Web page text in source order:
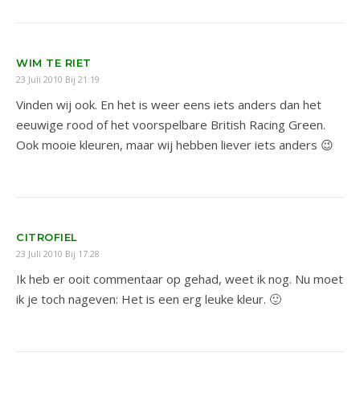
WIM TE RIET
23 Juli 2010 Bij 21:19
Vinden wij ook. En het is weer eens iets anders dan het
eeuwige rood of het voorspelbare British Racing Green.
Ook mooie kleuren, maar wij hebben liever iets anders 😉
CITROFIEL
23 Juli 2010 Bij 17:28
Ik heb er ooit commentaar op gehad, weet ik nog. Nu moet
ik je toch nageven: Het is een erg leuke kleur. 🙂